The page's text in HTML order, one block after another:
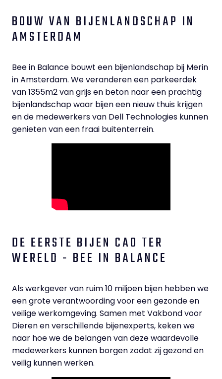
BOUW VAN BIJENLANDSCHAP IN
AMSTERDAM
Bee in Balance bouwt een bijenlandschap bij Merin
in Amsterdam. We veranderen een parkeerdek
van 1355m2 van grijs en beton naar een prachtig
bijenlandschap waar bijen een nieuw thuis krijgen
en de medewerkers van Dell Technologies kunnen
genieten van een fraai buitenterrein.
DE EERSTE BIJEN CAO TER
WERELD - BEE IN BALANCE
Als werkgever van ruim 10 miljoen bijen hebben we
een grote verantwoording voor een gezonde en
veilige werkomgeving. Samen met Vakbond voor
Dieren en verschillende bijenexperts, keken we
naar hoe we de belangen van deze waardevolle
medewerkers kunnen borgen zodat zij gezond en
veilig kunnen werken.